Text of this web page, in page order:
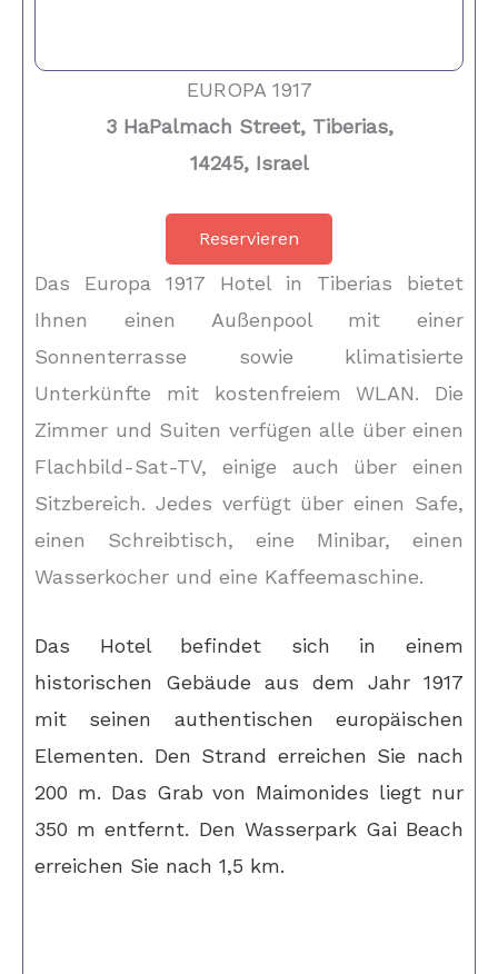
EUROPA 1917
3 HaPalmach Street, Tiberias,
14245, Israel
Reservieren
Das Europa 1917 Hotel in Tiberias bietet
Ihnen einen Außenpool mit einer
Sonnenterrasse sowie klimatisierte
Unterkünfte mit kostenfreiem WLAN. Die
Zimmer und Suiten verfügen alle über einen
Flachbild-Sat-TV, einige auch über einen
Sitzbereich. Jedes verfügt über einen Safe,
einen Schreibtisch, eine Minibar, einen
Wasserkocher und eine Kaffeemaschine.
Das Hotel befindet sich in einem
historischen Gebäude aus dem Jahr 1917
mit seinen authentischen europäischen
Elementen. Den Strand erreichen Sie nach
200 m. Das Grab von Maimonides liegt nur
350 m entfernt. Den Wasserpark Gai Beach
erreichen Sie nach 1,5 km.